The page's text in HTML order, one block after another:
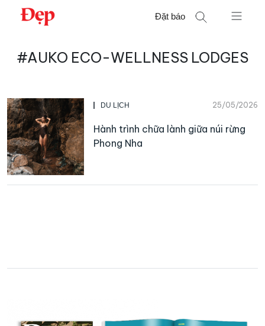
Chuyển
Đặt báo
kiếm
#AUKO ECO-WELLNESS LODGES
DU LỊCH 25/05/2026
Hành trình chữa lành giữa núi rừng
Phong Nha